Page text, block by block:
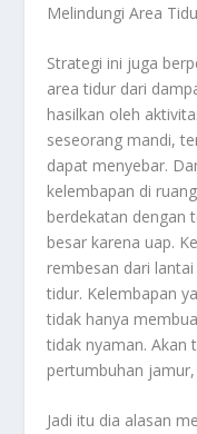
Melindungi Area
Strategi ini juga
area tidur dari
hasilkan oleh
seseorang mandi,
dapat menyebar.
kelembapan di
berdekatan dengan
besar karena uap.
rembesan dari
tidur. Kelembapan
tidak hanya
tidak nyaman. Akan
pertumbuhan
Jadi itu dia alasan